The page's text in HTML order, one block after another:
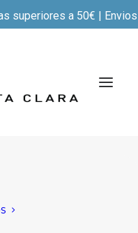
superiores a 50€ |